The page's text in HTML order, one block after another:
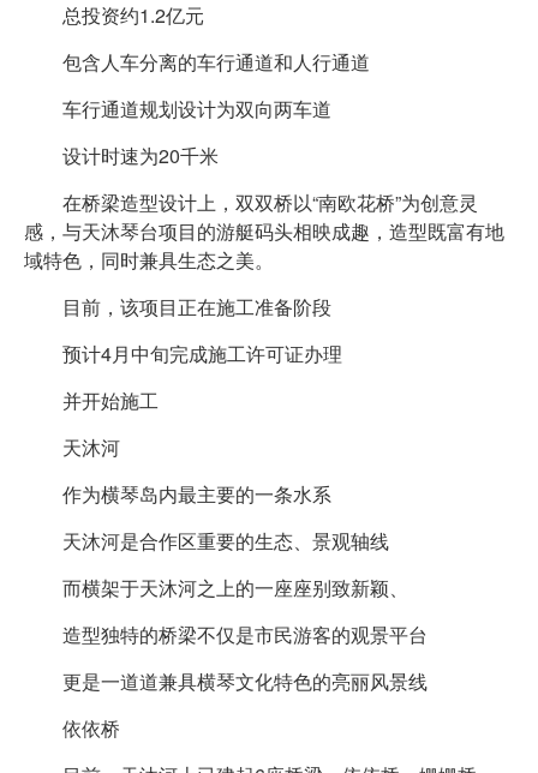
总投资约1.2亿元
包含人车分离的车行通道和人行通道
车行通道规划设计为双向两车道
设计时速为20千米
在桥梁造型设计上，双双桥以“南欧花桥”为创意灵
感，与天沐琴台项目的游艇码头相映成趣，造型既富有地
域特色，同时兼具生态之美。
目前，该项目正在施工准备阶段
预计4月中旬完成施工许可证办理
并开始施工
天沐河
作为横琴岛内最主要的一条水系
天沐河是合作区重要的生态、景观轴线
而横架于天沐河之上的一座座别致新颖、
造型独特的桥梁不仅是市民游客的观景平台
更是一道道兼具横琴文化特色的亮丽风景线
依依桥